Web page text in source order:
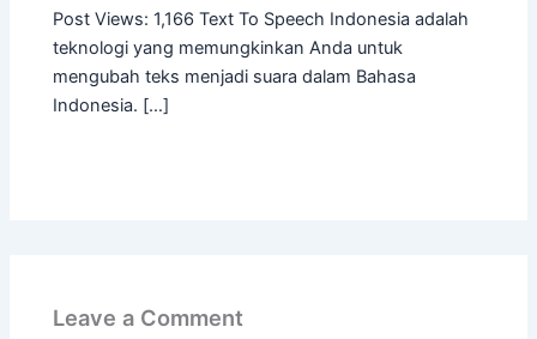
Post Views: 1,166 Text To Speech Indonesia adalah
teknologi yang memungkinkan Anda untuk
mengubah teks menjadi suara dalam Bahasa
Indonesia. […]
Leave a Comment